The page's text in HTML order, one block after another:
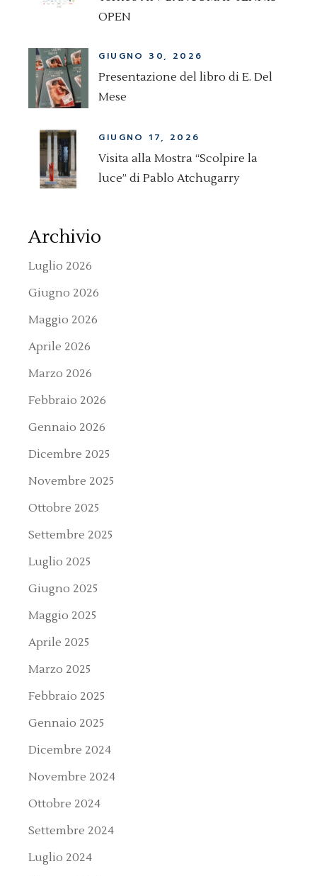
OPEN
GIUGNO 30, 2026
Presentazione del libro di E. Del
Mese
GIUGNO 17, 2026
Visita alla Mostra “Scolpire la
luce” di Pablo Atchugarry
Archivio
Luglio 2026
Giugno 2026
Maggio 2026
Aprile 2026
Marzo 2026
Febbraio 2026
Gennaio 2026
Dicembre 2025
Novembre 2025
Ottobre 2025
Settembre 2025
Luglio 2025
Giugno 2025
Maggio 2025
Aprile 2025
Marzo 2025
Febbraio 2025
Gennaio 2025
Dicembre 2024
Novembre 2024
Ottobre 2024
Settembre 2024
Luglio 2024